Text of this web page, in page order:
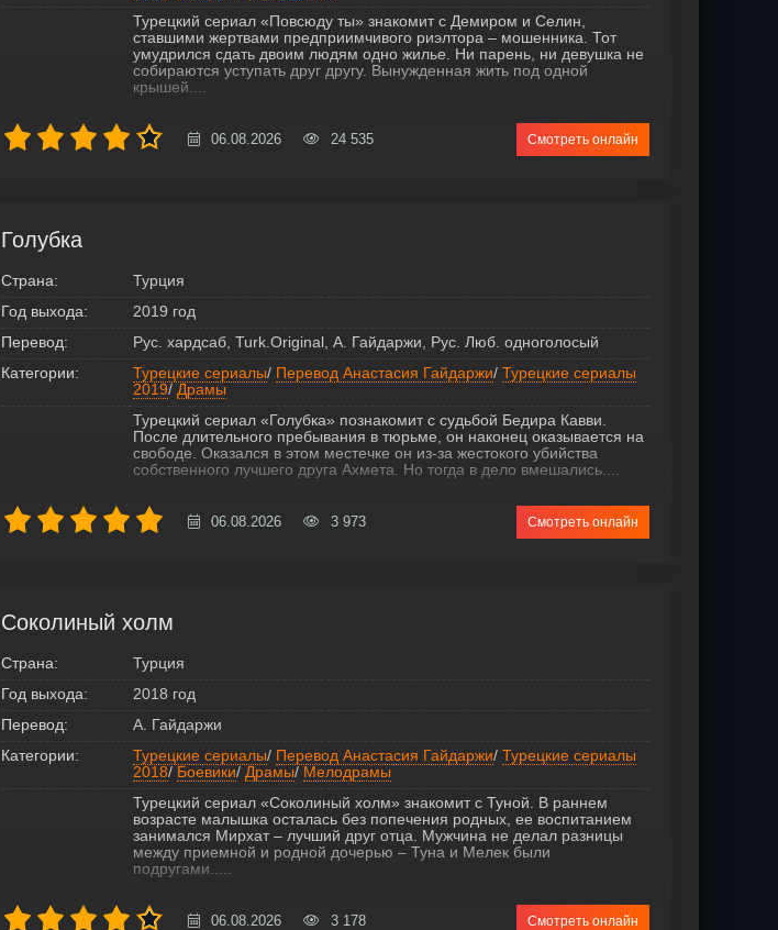
Турецкий сериал «Повсюду ты» знакомит с Демиром и Селин,
ставшими жертвами предприимчивого риэлтора – мошенника. Тот
умудрился сдать двоим людям одно жилье. Ни парень, ни девушка не
собираются уступать друг другу. Вынужденная жить под одной
крышей....
06.08.2026 24 535 Смотреть онлайн
Голубка
Страна:
Турция
Год выхода:
2019 год
Перевод:
Рус. хардсаб, Turk.Original, А. Гайдаржи, Рус. Люб. одноголосый
Категории:
Турецкие сериалы/ Перевод Анастасия Гайдаржи/ Турецкие сериалы
2019/ Драмы
Турецкий сериал «Голубка» познакомит с судьбой Бедира Кавви.
После длительного пребывания в тюрьме, он наконец оказывается на
свободе. Оказался в этом местечке он из-за жестокого убийства
собственного лучшего друга Ахмета. Но тогда в дело вмешались....
06.08.2026 3 973 Смотреть онлайн
Соколиный холм
Страна:
Турция
Год выхода:
2018 год
Перевод:
А. Гайдаржи
Категории:
Турецкие сериалы/ Перевод Анастасия Гайдаржи/ Турецкие сериалы
2018/ Боевики/ Драмы/ Мелодрамы
Турецкий сериал «Соколиный холм» знакомит с Туной. В раннем
возрасте малышка осталась без попечения родных, ее воспитанием
занимался Мирхат – лучший друг отца. Мужчина не делал разницы
между приемной и родной дочерью – Туна и Мелек были
подругами.....
06.08.2026 3 178 Смотреть онлайн